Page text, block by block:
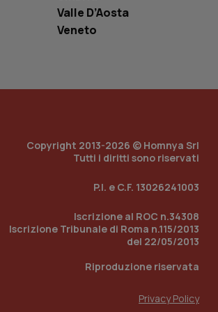
Valle D’Aosta
Veneto
Copyright 2013-2026 © Homnya Srl
Tutti i diritti sono riservati
P.I. e C.F. 13026241003
Iscrizione al ROC n.34308
Iscrizione Tribunale di Roma n.115/2013
del 22/05/2013
Riproduzione riservata
Privacy Policy